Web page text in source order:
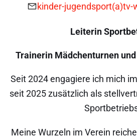
kinder-jugendsport(a)tv-
Leiterin
Trainerin Mädchenturnen
Seit 2024 engagiere ich mich
seit 2025 zusätzlich als
Meine Wurzeln im Verein